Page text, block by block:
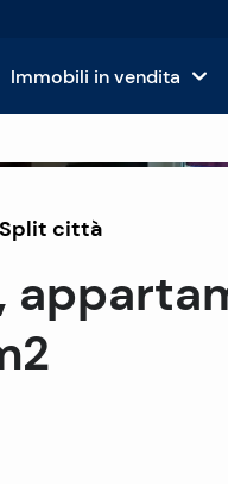
Immobili in vendita
Immobili in vendita
Immobili in vendita
Immobili in vendita
Immobili in
Split città